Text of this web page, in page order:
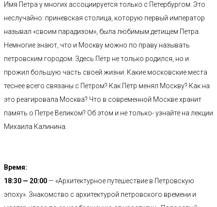
Имя Петра у многих ассоциируется только с Петербургом. Это
неслучайно: приневская столица, которую первый император
называл «своим парадизом», была любимым детищем Петра.
Немногие знают, что и Москву можно по праву называть
петровским городом. Здесь Пётр не только родился, но и
прожил большую часть своей жизни. Какие московские места
теснее всего связаны с Петром? Как Пётр менял Москву? Как на
это реагировала Москва? Что в современной Москве хранит
память о Петре Великом? Об этом и не только- узнайте на лекции
Михаила Калинина.
Время:
18:30 — 20:00— «Архитектурное путешествие в Петровскую
эпоху». Знакомство с архитектурой петровского времени и